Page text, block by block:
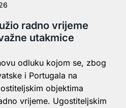
radno vrijeme
utakmice
odluku kojom se, zbog
i Portugala na
objektima
vrijeme. Ugostiteljskim